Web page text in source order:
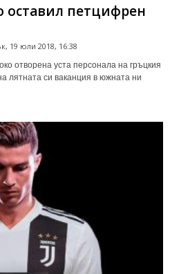
оставил петцифрен
19 юли 2018, 16:38
отворена уста персонала на гръцкия
лятната си ваканция в южната ни